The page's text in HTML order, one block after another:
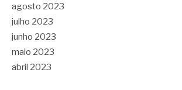
agosto 2023
julho 2023
junho 2023
maio 2023
abril 2023